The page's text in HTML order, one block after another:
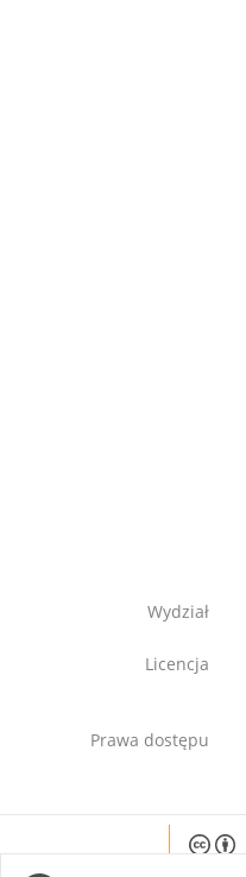
Wydział
Licencja
Prawa dostępu